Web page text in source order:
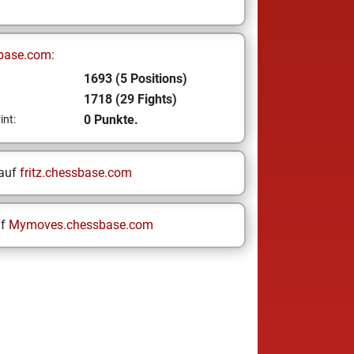
1693 (5 Positions)
1718 (29 Fights)
0 Punkte.
fritz.chessbase.com
Mymoves.chessbase.com